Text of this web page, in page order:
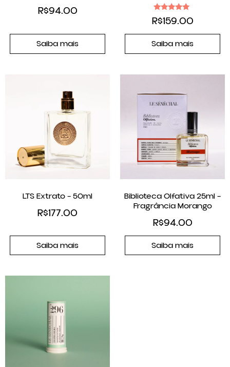
R$94.00
Saiba mais
Avaliação
5.00
R$159.00
Saiba mais
LTS Extrato – 50ml
R$177.00
Saiba mais
Biblioteca Olfativa 25ml –
Fragrância Morango
R$94.00
Saiba mais